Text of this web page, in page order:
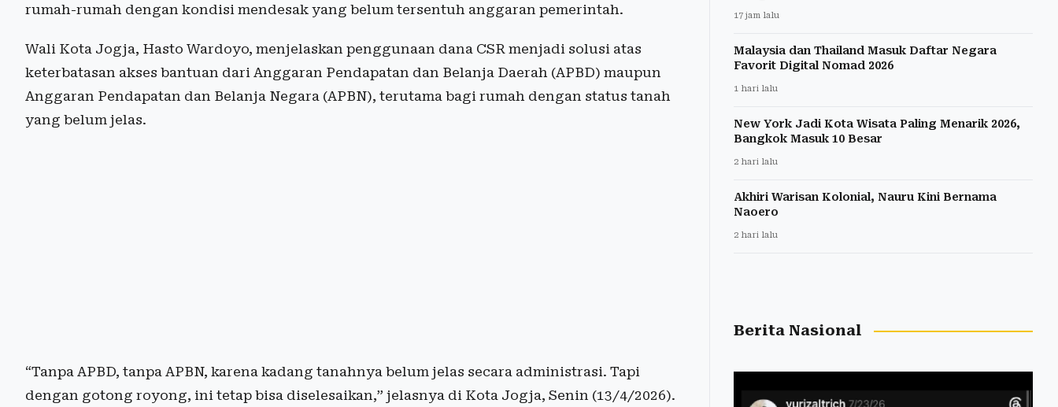
rumah-rumah dengan kondisi mendesak yang belum tersentuh anggaran pemerintah.
Wali Kota Jogja, Hasto Wardoyo, menjelaskan penggunaan dana CSR menjadi solusi atas
keterbatasan akses bantuan dari Anggaran Pendapatan dan Belanja Daerah (APBD) maupun
Anggaran Pendapatan dan Belanja Negara (APBN), terutama bagi rumah dengan status tanah
yang belum jelas.
“Tanpa APBD, tanpa APBN, karena kadang tanahnya belum jelas secara administrasi. Tapi
dengan gotong royong, ini tetap bisa diselesaikan,” jelasnya di Kota Jogja, Senin (13/4/2026).
17 jam lalu
Malaysia dan Thailand Masuk Daftar Negara
Favorit Digital Nomad 2026
1 hari lalu
New York Jadi Kota Wisata Paling Menarik 2026,
Bangkok Masuk 10 Besar
2 hari lalu
Akhiri Warisan Kolonial, Nauru Kini Bernama
Naoero
2 hari lalu
Berita Nasional